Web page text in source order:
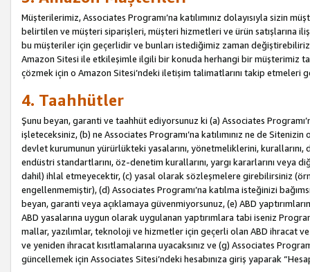
Müşterilerimiz, Associates Programı’na katılımınız dolayısıyla sizin
belirtilen ve müşteri siparişleri, müşteri hizmetleri ve ürün satışlarına
bu müşteriler için geçerlidir ve bunları istediğimiz zaman
Amazon Sitesi ile etkileşimle ilgili bir konuda herhangi bir müşterimiz
çözmek için o Amazon Sitesi’ndeki iletişim talimatlarını takip etmeleri
4. Taahhütler
Şunu beyan, garanti ve taahhüt ediyorsunuz ki (a) Associates
işleteceksiniz, (b) ne Associates Programı’na katılımınız ne de
devlet kurumunun yürürlükteki yasalarını, yönetmeliklerini,
endüstri standartlarını, öz-denetim kurallarını, yargı kararlarını
dahil) ihlal etmeyecektir, (c) yasal olarak sözleşmelere girebilirsiniz
engellenmemiştir), (d) Associates Programı’na katılma isteğinizi
beyan, garanti veya açıklamaya güvenmiyorsunuz, (e) ABD
ABD yasalarına uygun olarak uygulanan yaptırımlara tabi iseniz
mallar, yazılımlar, teknoloji ve hizmetler için geçerli olan ABD ihracat
ve yeniden ihracat kısıtlamalarına uyacaksınız ve (g) Associates
güncellemek için Associates Sitesi’ndeki hesabınıza giriş yaparak